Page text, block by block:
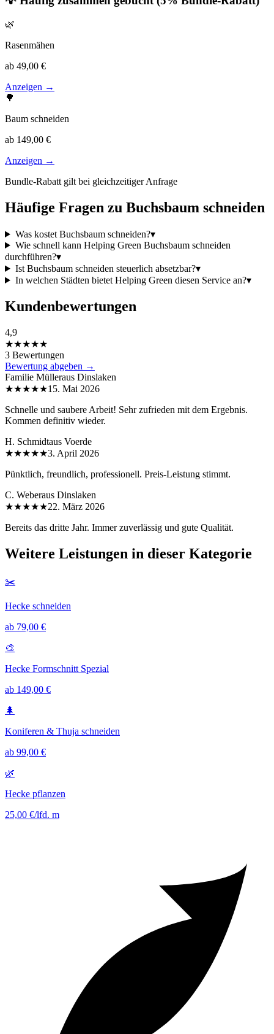
🌿
Rasenmähen
ab 49,00 €
Anzeigen →
🌳
Baum schneiden
ab 149,00 €
Anzeigen →
Bundle-Rabatt gilt bei gleichzeitiger Anfrage
Häufige Fragen zu Buchsbaum schneiden
Was kostet Buchsbaum schneiden?▾
Wie schnell kann Helping Green Buchsbaum schneiden
durchführen?▾
Ist Buchsbaum schneiden steuerlich absetzbar?▾
In welchen Städten bietet Helping Green diesen Service an?▾
Kundenbewertungen
4,9
★★★★★
3 Bewertungen
Bewertung abgeben →
Familie Mülleraus Dinslaken
★★★★★15. Mai 2026
Schnelle und saubere Arbeit! Sehr zufrieden mit dem Ergebnis.
Kommen definitiv wieder.
H. Schmidtaus Voerde
★★★★★3. April 2026
Pünktlich, freundlich, professionell. Preis-Leistung stimmt.
C. Weberaus Dinslaken
★★★★★22. März 2026
Bereits das dritte Jahr. Immer zuverlässig und gute Qualität.
Weitere Leistungen in dieser Kategorie
✂️
Hecke schneiden
ab 79,00 €
🎨
Hecke Formschnitt Spezial
ab 149,00 €
🌲
Koniferen & Thuja schneiden
ab 99,00 €
🌿
Hecke pflanzen
25,00 €/lfd. m